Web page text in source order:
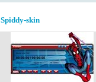
Spiddy-skin